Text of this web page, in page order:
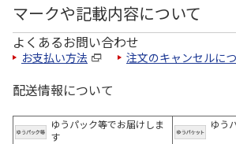
マークや記載内容について
よくあるお問い合わせ
お支払い方法 注文のキャンセルに
配送情報について
ゆうパック等でお届けしま
す
ゆう